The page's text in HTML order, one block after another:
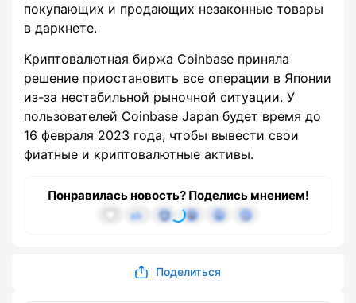
покупающих и продающих незаконные товары
в даркнете.
Криптовалютная биржа Coinbase приняла
решение приостановить все операции в Японии
из-за нестабильной рыночной ситуации. У
пользователей Coinbase Japan будет время до
16 февраля 2023 года, чтобы вывести свои
фиатные и криптовалютные активы.
Понравилась новость? Поделись мнением!
Поделиться